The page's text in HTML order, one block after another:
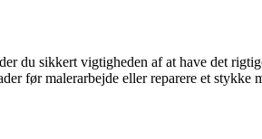
du sikkert vigtigheden af at have det
før malerarbejde eller reparere et